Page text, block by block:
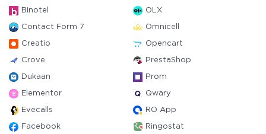
Binotel OLX
Contact Form 7 Omnicell
Creatio Opencart
Crove PrestaShop
Dukaan Prom
Elementor Qwary
Evecalls RO App
Facebook Ringostat